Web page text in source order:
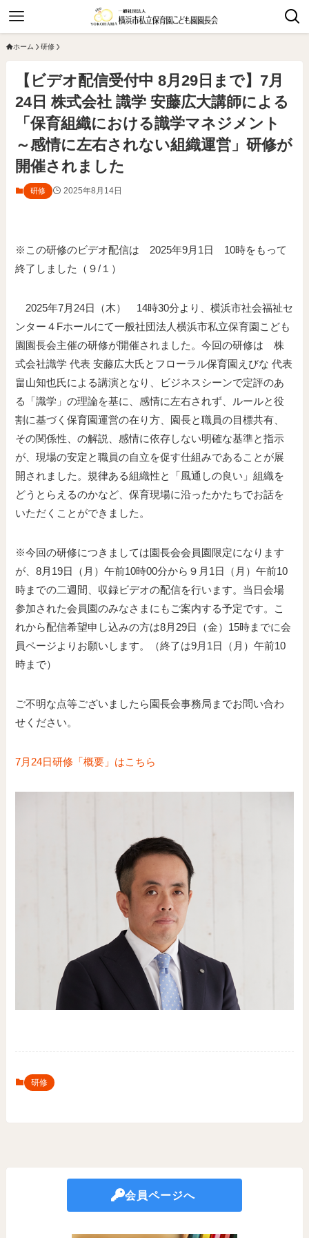
ホーム 研修
【ビデオ配信受付中 8月29日まで】7月
24日 株式会社 識学 安藤広大講師による
「保育組織における識学マネジメント
～感情に左右されない組織運営」研修が
開催されました
研修 2025年8月14日
※この研修のビデオ配信は 2025年9月1日 10時をもって
終了しました（９/１）
2025年7月24日（木） 14時30分より、横浜市社会福祉セ
ンター４Fホールにて一般社団法人横浜市私立保育園こども
園園長会主催の研修が開催されました。今回の研修は 株
式会社識学 代表 安藤広大氏とフローラル保育園えびな 代表
畠山知也氏による講演となり、ビジネスシーンで定評のあ
る「識学」の理論を基に、感情に左右されず、ルールと役
割に基づく保育園運営の在り方、園長と職員の目標共有、
その関係性、の解説、感情に依存しない明確な基準と指示
が、現場の安定と職員の自立を促す仕組みであることが展
開されました。規律ある組織性と「風通しの良い」組織を
どうとらえるのかなど、保育現場に沿ったかたちでお話を
いただくことができました。
※今回の研修につきましては園長会会員園限定になります
が、8月19日（月）午前10時00分から９月1日（月）午前10
時までの二週間、収録ビデオの配信を行います。当日会場
参加された会員園のみなさまにもご案内する予定です。こ
れから配信希望申し込みの方は8月29日（金）15時までに会
員ページよりお願いします。（終了は9月1日（月）午前10
時まで）
ご不明な点等ございましたら園長会事務局までお問い合わ
せください。
7月24日研修「概要」はこちら
研修
会員ページへ